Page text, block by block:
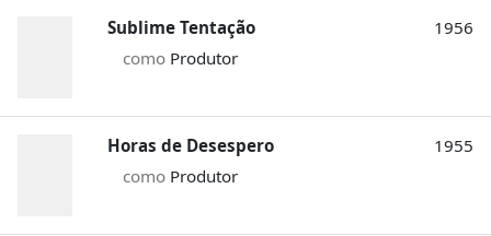
Sublime Tentação
como Produtor
1956
Horas de Desespero
como Produtor
1955